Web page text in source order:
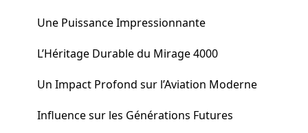
Une Puissance Impressionnante
L’Héritage Durable du Mirage 4000
Un Impact Profond sur l’Aviation Moderne
Influence sur les Générations Futures